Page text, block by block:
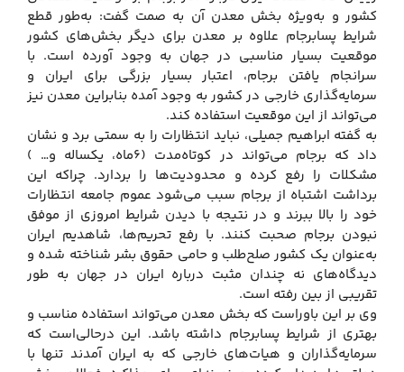
کشور و به‌ویژه بخش معدن آن به صمت گفت: به‌طور قطع
شرایط پسابرجام علاوه بر معدن برای دیگر بخش‌های کشور
موقعیت بسیار مناسبی در جهان به وجود آورده است. با
سرانجام یافتن برجام، اعتبار بسیار بزرگی برای ایران و
سرمایه‌گذاری خارجی در کشور به وجود آمده بنابراین معدن نیز
می‌تواند از این موقعیت استفاده کند.
به گفته ابراهیم جمیلی، نباید انتظارات را به سمتی برد و نشان
داد که برجام می‌تواند در کوتاه‌مدت (۶ماه، یکساله و… )
مشکلات را رفع کرده و محدودیت‌ها را بردارد. چراکه این
برداشت اشتباه از برجام سبب می‌شود عموم جامعه انتظارات
خود را بالا ببرند و در نتیجه با دیدن شرایط امروزی از موفق
نبودن برجام صحبت کنند. با رفع تحریم‌ها، شاهدیم ایران
به‌عنوان یک کشور صلح‌طلب و حامی حقوق بشر شناخته شده و
دیدگاه‌های نه چندان مثبت درباره ایران در جهان به طور
تقریبی از بین رفته است.
وی بر این باوراست که بخش معدن می‌تواند استفاده مناسب و
بهتری از شرایط پسابرجام داشته باشد. این درحالی‌است که
سرمایه‌گذاران و هیات‌های خارجی که به ایران آمدند تنها با